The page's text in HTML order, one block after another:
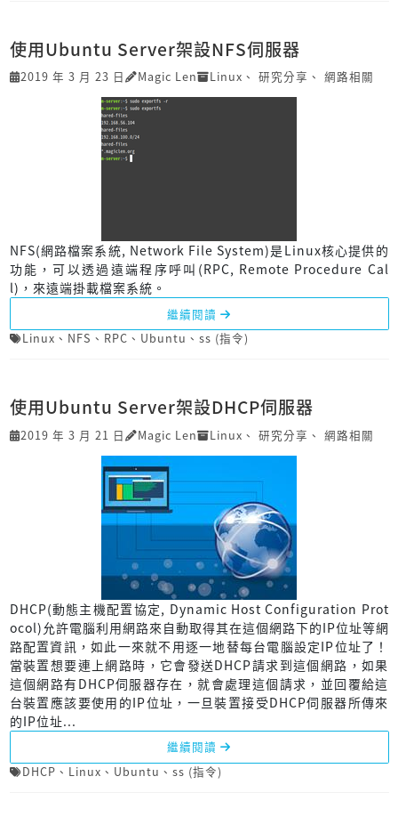
使用Ubuntu Server架設NFS伺服器
2019 年 3 月 23 日 Magic Len Linux 、 研究分享 、 網路相關
NFS(網路檔案系統, Network File System)是Linux核心提供的
功能，可以透過遠端程序呼叫(RPC, Remote Procedure Cal
l)，來遠端掛載檔案系統。
繼續閱讀
Linux 、 NFS 、 RPC 、 Ubuntu 、 ss (指令)
使用Ubuntu Server架設DHCP伺服器
2019 年 3 月 21 日 Magic Len Linux 、 研究分享 、 網路相關
DHCP(動態主機配置協定, Dynamic Host Configuration Prot
ocol)允許電腦利用網路來自動取得其在這個網路下的IP位址等網
路配置資訊，如此一來就不用逐一地替每台電腦設定IP位址了！
當裝置想要連上網路時，它會發送DHCP請求到這個網路，如果
這個網路有DHCP伺服器存在，就會處理這個請求，並回覆給這
台裝置應該要使用的IP位址，一旦裝置接受DHCP伺服器所傳來
的IP位址...
繼續閱讀
DHCP 、 Linux 、 Ubuntu 、 ss (指令)